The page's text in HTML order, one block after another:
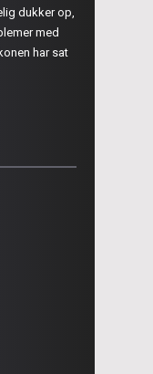
dukker op,
med
har sat